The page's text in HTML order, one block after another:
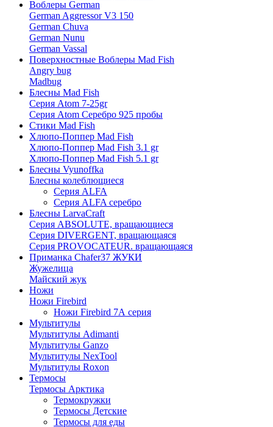
Воблеры German
German Aggressor V3 150
German Chuva
German Nunu
German Vassal
Поверхностные Воблеры Mad Fish
Angry bug
Madbug
Блесны Mad Fish
Серия Atom 7-25gr
Серия Atom Серебро 925 пробы
Стики Mad Fish
Хлюпо-Поппер Mad Fish
Хлюпо-Поппер Mad Fish 3.1 gr
Хлюпо-Поппер Mad Fish 5.1 gr
Блесны Vyunoffka
Блесны колеблющиеся
Серия ALFA
Серия ALFA серебро
Блесны LarvaCraft
Серия ABSOLUTE, вращающиеся
Серия DIVERGENT, вращающаяся
Серия PROVOCATEUR. вращающаяся
Приманка Chafer37 ЖУКИ
Жужелица
Майский жук
Ножи
Ножи Firebird
Ножи Firebird 7А серия
Мультитулы
Мультитулы Adimanti
Мультитулы Ganzo
Мультитулы NexTool
Мультитулы Roxon
Термосы
Термосы Арктика
Термокружки
Термосы Детские
Термосы для еды